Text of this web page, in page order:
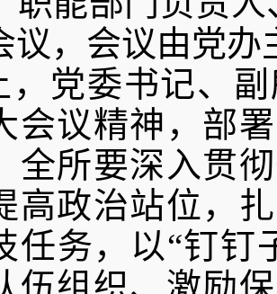
议，会议由党办
，党委书记、
会议精神，部
全所要深入贯
高政治站位，
任务，以“钉钉